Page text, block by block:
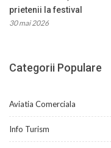
prietenii la festival
30 mai 2026
Categorii Populare
Aviatia Comerciala
Info Turism